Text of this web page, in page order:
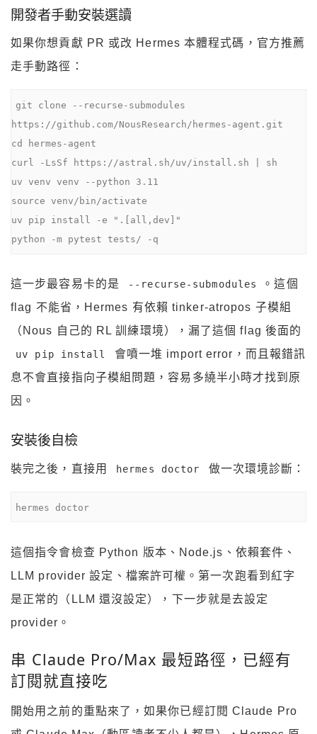
開發者手動安裝選讀
如果你想貢獻 PR 或改 Hermes 本體程式碼，官方推薦
走手動路徑：
git clone --recurse-submodules
https://github.com/NousResearch/hermes-agent.git
cd hermes-agent
curl -LsSf https://astral.sh/uv/install.sh | sh
uv venv venv --python 3.11
source venv/bin/activate
uv pip install -e ".[all,dev]"
python -m pytest tests/ -q
這一步最容易卡的是 --recurse-submodules
。這個
flag 不能省，Hermes 有依賴 tinker-atropos 子模組
（Nous 自己的 RL 訓練環境），漏了這個 flag 後面的
uv pip install
會噴一堆 import error，而且報錯訊
息不會直接指向子模組問題，容易多繞半小時才找到原
因。
安裝後自檢
裝完之後，直接用 hermes doctor 做一次環境診斷：
hermes doctor
這個指令會檢查 Python 版本、Node.js、依賴套件、
LLM provider 設定、檔案許可權。第一次跑看到紅字
是正常的（LLM 還沒設定），下一步就是去設定
provider。
串 Claude Pro/Max 最短路徑，已經有
訂閱就直接吃
開始用之前的重點來了，如果你已經訂閱 Claude Pro